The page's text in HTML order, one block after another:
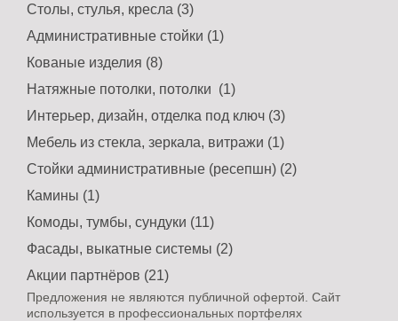
Столы, стулья, кресла (3)
Административные стойки (1)
Кованые изделия (8)
Натяжные потолки, потолки (1)
Интерьер, дизайн, отделка под ключ (3)
Мебель из стекла, зеркала, витражи (1)
Стойки административные (ресепшн) (2)
Камины (1)
Комоды, тумбы, сундуки (11)
Фасады, выкатные системы (2)
Акции партнёров (21)
Предложения не являются публичной офертой. Сайт
используется в профессиональных портфелях